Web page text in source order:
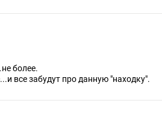
более.
все забудут про данную "находку".